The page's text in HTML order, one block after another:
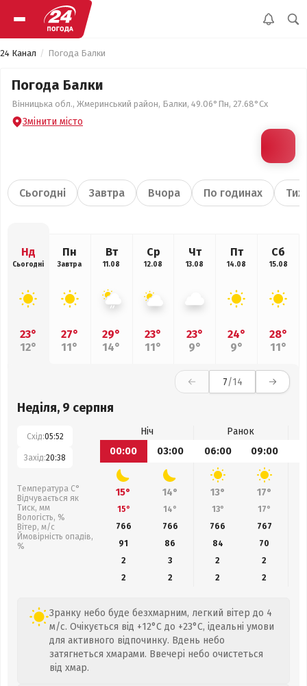
24 Канал Погода Балки
Погода Балки
Вінницька обл., Жмеринський район, Балки, 49.06°Пн, 27.68°Сх
Змінити місто
Сьогодні Завтра Вчора По годинах
Нд
Сьогодні
23°
12°
Пн
Завтра
27°
11°
Вт
11.08
29°
14°
Ср
12.08
23°
11°
Чт
13.08
23°
9°
Пт
14.08
24°
9°
Сб
15.08
28°
11°
7/14
Неділя, 9 серпня
Схід:05:52
Захід:20:38
Температура С°
Відчувається як
Тиск, мм
Вологість, %
Вітер, м/с
Ймовірність опадів,
%
Ніч
Ранок
00:00
03:00 06:00 09:00
15° 14° 13° 17°
15° 14° 13° 17°
766
766 766 767
91
86 84 70
2
3 2
2
2
2 2 2
Зранку небо буде безхмарним, легкий вітер до 4
м/с. Очікується від +12°C до +23°C, ідеальні умови
для активного відпочинку. Вдень небо
затягнеться хмарами. Ввечері небо очистеться
від хмар.